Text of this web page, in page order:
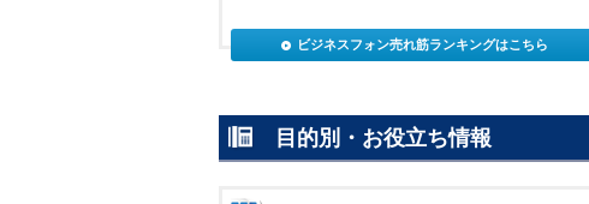
ビジネスフォン売れ筋ランキングはこちら
目的別・お役立ち情報